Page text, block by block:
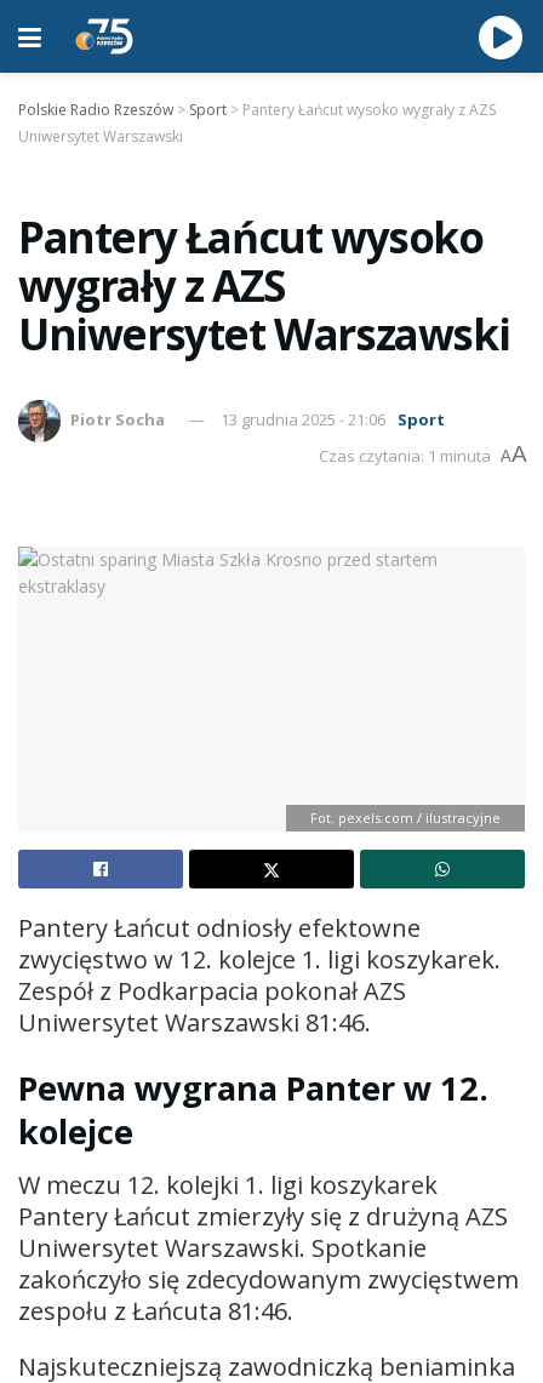
Polskie Radio Rzeszów > Sport > Pantery Łańcut wysoko wygrały z AZS
Uniwersytet Warszawski
Pantery Łańcut wysoko
wygrały z AZS
Uniwersytet Warszawski
Piotr Socha 13 grudnia 2025 - 21:06
Sport
Czas czytania: 1 minuta AA
Fot. pexels.com / ilustracyjne
Pantery Łańcut odniosły efektowne
zwycięstwo w 12. kolejce 1. ligi koszykarek.
Zespół z Podkarpacia pokonał AZS
Uniwersytet Warszawski 81:46.
Pewna wygrana Panter w 12.
kolejce
W meczu 12. kolejki 1. ligi koszykarek
Pantery Łańcut zmierzyły się z drużyną AZS
Uniwersytet Warszawski. Spotkanie
zakończyło się zdecydowanym zwycięstwem
zespołu z Łańcuta 81:46.
Najskuteczniejszą zawodniczką beniaminka